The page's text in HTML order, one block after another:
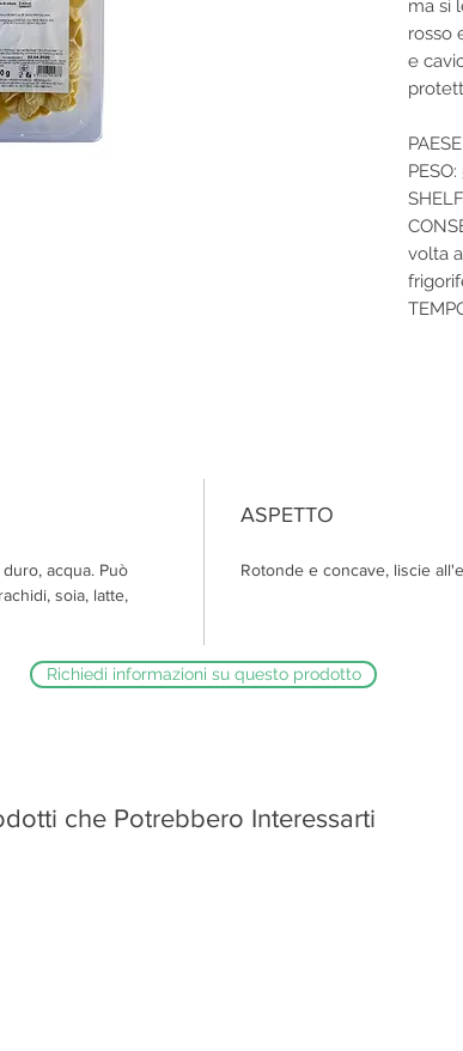
ma si
rosso
e
volta
acqua. Può
soia, latte,
ASPETTO
Rotonde e concave, liscie
Richiedi informazioni su questo prodotto
che Potrebbero Interessarti